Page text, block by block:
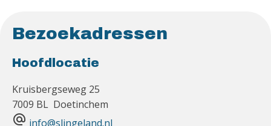
Bezoekadressen
Hoofdlocatie
Kruisbergseweg 25
7009 BL Doetinchem
alternate_email info@slingeland.nl